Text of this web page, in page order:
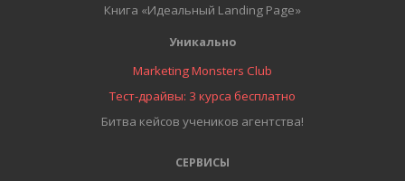
Книга «Идеальный Landing Page»
Уникально
Marketing Monsters Club
Тест-драйвы: 3 курса бесплатно
Битва кейсов учеников агентства!
СЕРВИСЫ